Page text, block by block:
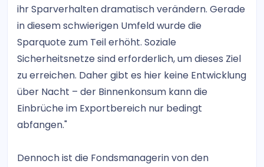
ihr Sparverhalten dramatisch verändern. Gerade
in diesem schwierigen Umfeld wurde die
Sparquote zum Teil erhöht. Soziale
Sicherheitsnetze sind erforderlich, um dieses Ziel
zu erreichen. Daher gibt es hier keine Entwicklung
über Nacht – der Binnenkonsum kann die
Einbrüche im Exportbereich nur bedingt
abfangen."
Dennoch ist die Fondsmanagerin von den